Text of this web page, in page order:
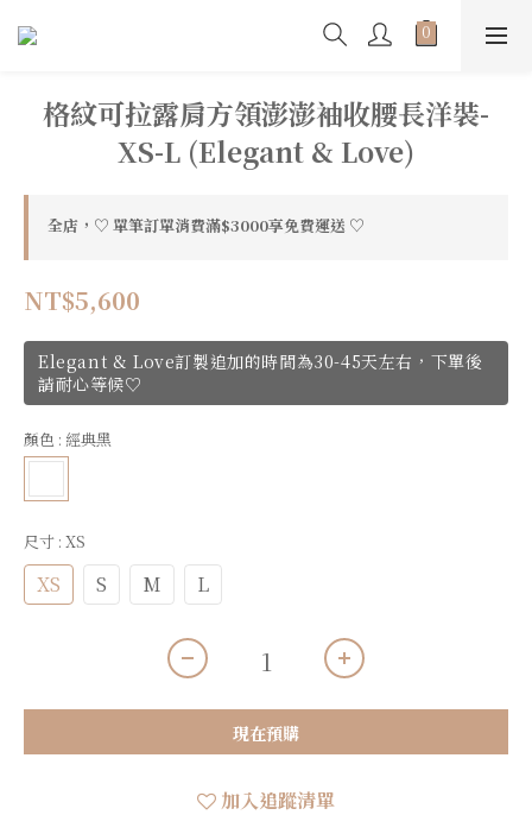
格紋可拉露肩方領澎澎袖收腰長洋裝-
XS-L (Elegant & Love)
全店，♡ 單筆訂單消費滿$3000享免費運送 ♡
NT$5,600
Elegant & Love訂製追加的時間為30-45天左右，下單後
請耐心等候♡
顏色 : 經典黑
尺寸 : XS
XS S M L
現在預購
加入追蹤清單